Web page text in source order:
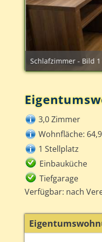
Schlafzimmer - Bild
3,0 Zimmer
Wohnfläche:
1 Stellplatz
Einbauküche
Tiefgarage
Verfügbar: nach